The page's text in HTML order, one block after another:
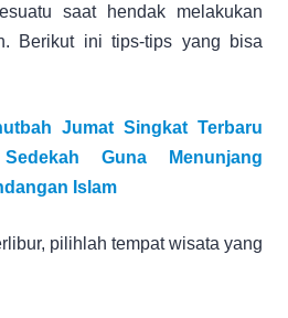
saat hendak melakukan
Berikut ini tips-tips yang bisa
Jumat Singkat Terbaru
Guna Menunjang
Islam
pilihlah tempat wisata yang